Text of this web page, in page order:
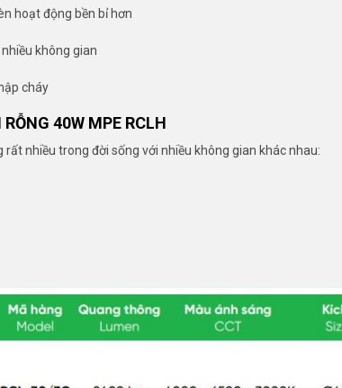
hoạt động bền bỉ hơn
không gian
cháy
40W MPE RCLH
nhiều trong đời sống với nhiều không gian khác nhau: